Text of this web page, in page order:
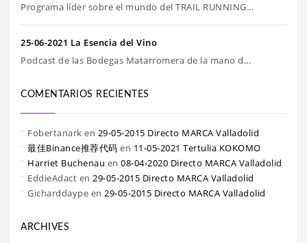
Programa líder sobre el mundo del TRAIL RUNNING...
25-06-2021 La Esencia del Vino
Podcast de las Bodegas Matarromera de la mano d...
COMENTARIOS RECIENTES
Fobertanark en 29-05-2015 Directo MARCA Valladolid
最佳Binance推荐代码 en 11-05-2021 Tertulia KOKOMO
Harriet Buchenau en 08-04-2020 Directo MARCA Valladolid
EddieAdact en 29-05-2015 Directo MARCA Valladolid
Gicharddaype en 29-05-2015 Directo MARCA Valladolid
ARCHIVES